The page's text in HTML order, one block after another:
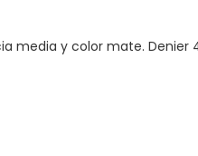
media y color mate. Denier